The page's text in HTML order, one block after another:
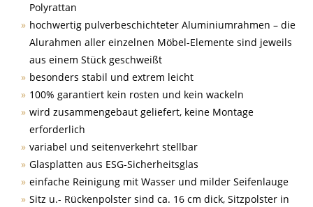
Polyrattan
hochwertig pulverbeschichteter Aluminiumrahmen – die
Alurahmen aller einzelnen Möbel-Elemente sind jeweils
aus einem Stück geschweißt
besonders stabil und extrem leicht
100% garantiert kein rosten und kein wackeln
wird zusammengebaut geliefert, keine Montage
erforderlich
variabel und seitenverkehrt stellbar
Glasplatten aus ESG-Sicherheitsglas
einfache Reinigung mit Wasser und milder Seifenlauge
Sitz u.- Rückenpolster sind ca. 16 cm dick, Sitzpolster in